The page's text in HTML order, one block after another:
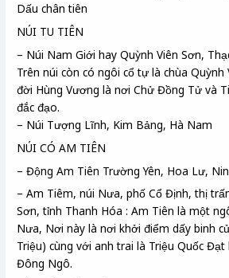
Dấu chân tiên
NÚI TU TIÊN
– Núi Nam Giới hay Quỳnh Viên Sơn,
Trên núi còn có ngôi cổ tự là chùa
đời Hùng Vương là nơi Chử Đồng Tử và
đắc đạo.
– Núi Tượng Lĩnh, Kim Bảng, Hà Nam
NÚI CÓ AM TIÊN
– Động Am Tiên Trường Yên, Hoa Lư,
– Am Tiêm, núi Nưa, phố Cổ Định, thị
Sơn, tỉnh Thanh Hóa : Am Tiên là một
Nưa, Nơi này là nơi khởi điểm dấy binh
Triệu) cùng với anh trai là Triệu Quốc
Đông Ngô.